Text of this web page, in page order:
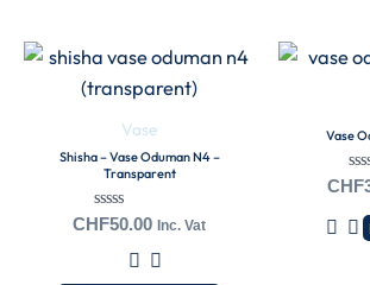
Vase
Shisha – Vase Oduman N4 –
Transparent
Note
CHF50.00 Inc. Vat
Vase
sur
5
CHF